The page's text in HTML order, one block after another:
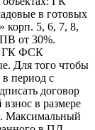
в готовых
5, 6, 7, 8,
ПВ от 30%.
ГК ФСК
Для того чтобы
в период с
договор
в размере
Максимальный